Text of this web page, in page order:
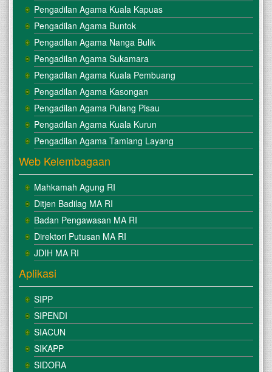
Pengadilan Agama Kuala Kapuas
Pengadilan Agama Buntok
Pengadilan Agama Nanga Bulik
Pengadilan Agama Sukamara
Pengadilan Agama Kuala Pembuang
Pengadilan Agama Kasongan
Pengadilan Agama Pulang Pisau
Pengadilan Agama Kuala Kurun
Pengadilan Agama Tamiang Layang
Web Kelembagaan
Mahkamah Agung RI
Ditjen Badilag MA RI
Badan Pengawasan MA RI
Direktori Putusan MA RI
JDIH MA RI
Aplikasi
SIPP
SIPENDI
SIACUN
SIKAPP
SIDORA